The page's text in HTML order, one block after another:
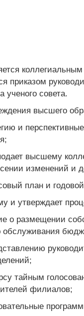
приказом
ученого совета.
высшего
и
высшему
изменений и
план и
и утверждает
о размещении
обслуживания
тайным
филиалов;